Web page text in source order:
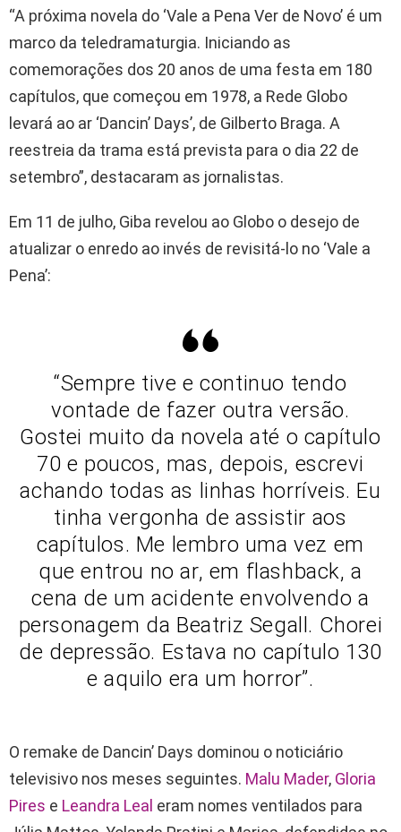
“A próxima novela do ‘Vale a Pena Ver de Novo’ é um
marco da teledramaturgia. Iniciando as
comemorações dos 20 anos de uma festa em 180
capítulos, que começou em 1978, a Rede Globo
levará ao ar ‘Dancin’ Days’, de Gilberto Braga. A
reestreia da trama está prevista para o dia 22 de
setembro”, destacaram as jornalistas.
Em 11 de julho, Giba revelou ao Globo o desejo de
atualizar o enredo ao invés de revisitá-lo no ‘Vale a
Pena’:
“Sempre tive e continuo tendo
vontade de fazer outra versão.
Gostei muito da novela até o capítulo
70 e poucos, mas, depois, escrevi
achando todas as linhas horríveis. Eu
tinha vergonha de assistir aos
capítulos. Me lembro uma vez em
que entrou no ar, em flashback, a
cena de um acidente envolvendo a
personagem da Beatriz Segall. Chorei
de depressão. Estava no capítulo 130
e aquilo era um horror”.
O remake de Dancin’ Days dominou o noticiário
televisivo nos meses seguintes. Malu Mader, Gloria
Pires e Leandra Leal eram nomes ventilados para